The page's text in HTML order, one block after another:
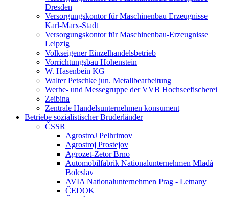
Dresden
Versorgungskontor für Maschinenbau Erzeugnisse
Karl-Marx-Stadt
Versorgungskontor für Maschinenbau-Erzeugnisse
Leipzig
Volkseigener Einzelhandelsbetrieb
Vorrichtungsbau Hohenstein
W. Hasenbein KG
Walter Petschke jun. Metallbearbeitung
Werbe- und Messegruppe der VVB Hochseefischerei
Zeibina
Zentrale Handelsunternehmen konsument
Betriebe sozialistischer Bruderländer
ČSSR
AgrostroJ Pelhrimov
Agrostroj Prostejov
Agrozet-Zetor Brno
Automobilfabrik Nationalunternehmen Mladá
Boleslav
AVIA Nationalunternehmen Prag - Letnany
ČEDOK